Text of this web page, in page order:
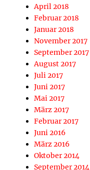
April 2018
Februar 2018
Januar 2018
November 2017
September 2017
August 2017
Juli 2017
Juni 2017
Mai 2017
März 2017
Februar 2017
Juni 2016
März 2016
Oktober 2014
September 2014